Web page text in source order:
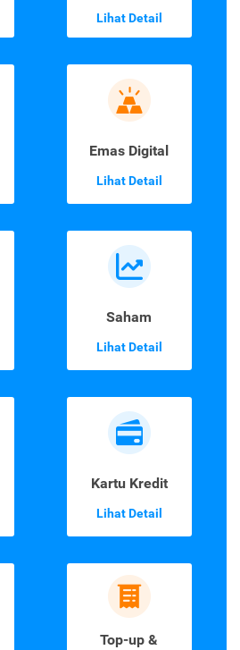
Lihat Detail
Emas Digital
Lihat Detail
Saham
Lihat Detail
Kartu Kredit
Lihat Detail
Top-up &